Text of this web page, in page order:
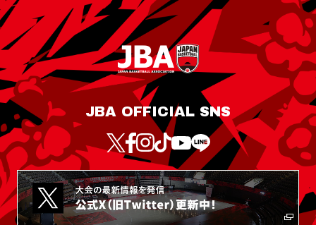
JBA OFFICIAL SNS